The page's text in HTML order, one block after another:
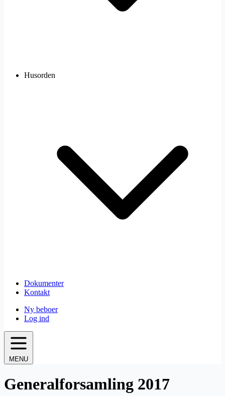
Husorden
Dokumenter
Kontakt
Ny beboer
Log ind
MENU
Generalforsamling 2017